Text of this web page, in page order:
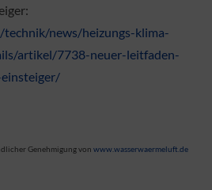
news/heizungs-klima-
artikel/7738-neuer-leitfaden-
Genehmigung vonwww.wasserwaermeluft.de